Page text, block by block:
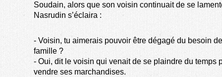
Soudain, alors que son voisin continuait de se
Nasrudin s’éclaira :
- Voisin, tu aimerais pouvoir être dégagé du besoin
famille ?
- Oui, dit le voisin qui venait de se plaindre du temps
vendre ses marchandises.